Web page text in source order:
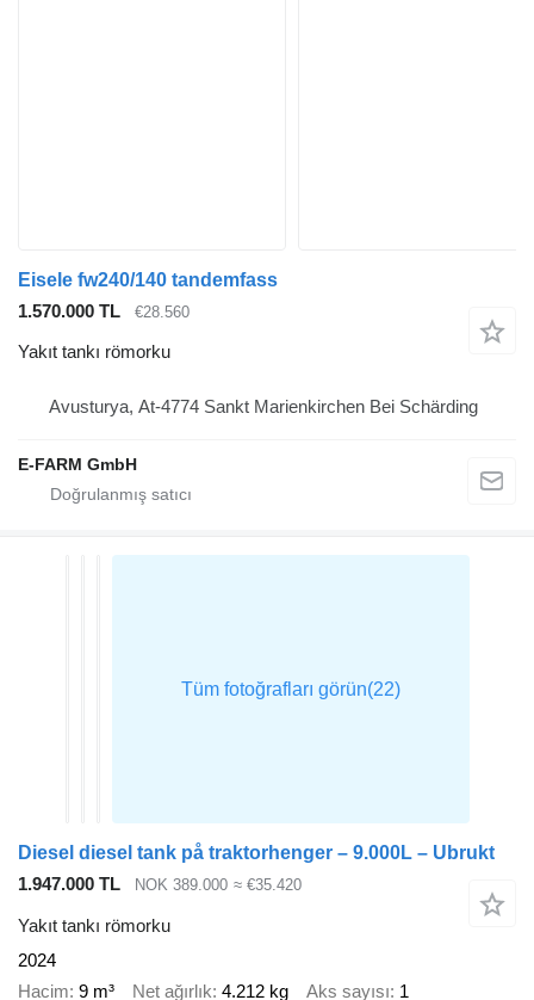
Eisele fw240/140 tandemfass
1.570.000 TL
€28.560
Yakıt tankı römorku
Avusturya, At-4774 Sankt Marienkirchen Bei Schärding
E-FARM GmbH
Diesel diesel tank på traktorhenger – 9.000L – Ubrukt
1.947.000 TL
NOK 389.000 ≈ €35.420
Yakıt tankı römorku
2024
Hacim 9 m³ Net ağırlık 4.212 kg Aks sayısı 1